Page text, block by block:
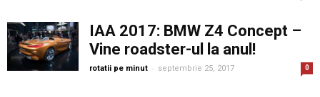
IAA 2017: BMW Z4 Concept –
Vine roadster-ul la anul!
rotatii pe minut - septembrie 25, 2017 0